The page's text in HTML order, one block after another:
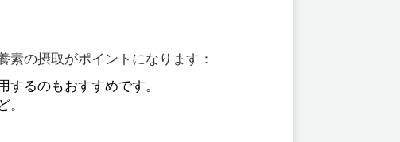
の摂取がポイントになります：
るのもおすすめです。
。